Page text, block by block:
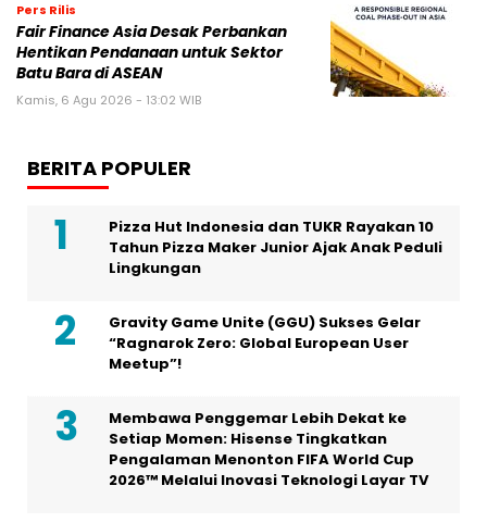
Pers Rilis
Fair Finance Asia Desak Perbankan
Hentikan Pendanaan untuk Sektor
Batu Bara di ASEAN
Kamis, 6 Agu 2026 - 13:02 WIB
BERITA POPULER
Pizza Hut Indonesia dan TUKR Rayakan 10
Tahun Pizza Maker Junior Ajak Anak Peduli
Lingkungan
Gravity Game Unite (GGU) Sukses Gelar
“Ragnarok Zero: Global European User
Meetup”!
Membawa Penggemar Lebih Dekat ke
Setiap Momen: Hisense Tingkatkan
Pengalaman Menonton FIFA World Cup
2026™ Melalui Inovasi Teknologi Layar TV